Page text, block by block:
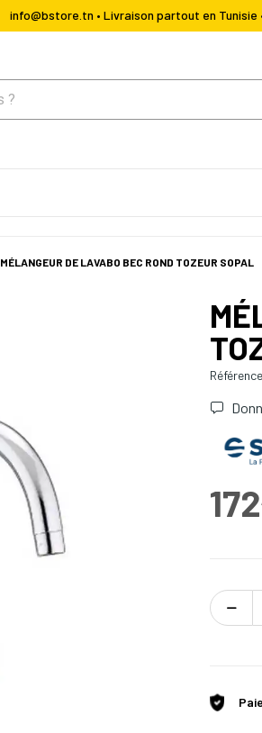
info@bstore.tn • Livraison partout en Tunisie
MÉLANGEUR DE LAVABO BEC ROND TOZEUR SOPAL
Référence
172